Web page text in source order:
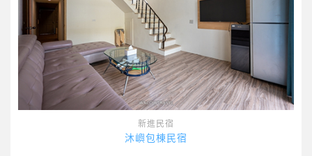
新進民宿
沐嶼包棟民宿